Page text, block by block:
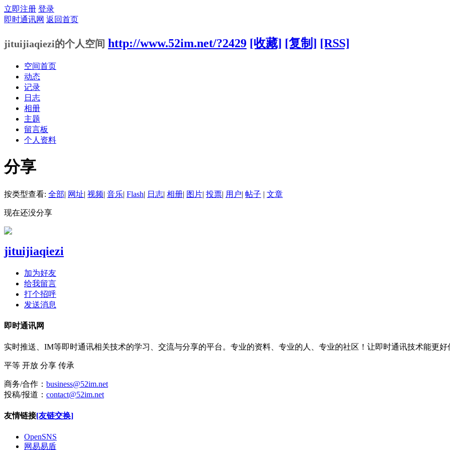
立即注册 登录
即时通讯网 返回首页
jituijiaqiezi的个人空间 http://www.52im.net/?2429 [收藏] [复制] [RSS]
空间首页
动态
记录
日志
相册
主题
留言板
个人资料
分享
按类型查看: 全部| 网址| 视频| 音乐| Flash| 日志| 相册| 图片| 投票| 用户| 帖子 | 文章
现在还没分享
jituijiaqiezi
加为好友
给我留言
打个招呼
发送消息
即时通讯网
实时推送、IM等即时通讯相关技术的学习、交流与分享的平台。专业的资料、专业的人、专业的社区！让即时通讯技术能更好
平等 开放 分享 传承
商务/合作： business@52im.net
投稿/报道： contact@52im.net
友情链接[友链交换]
OpenSNS
网易易盾